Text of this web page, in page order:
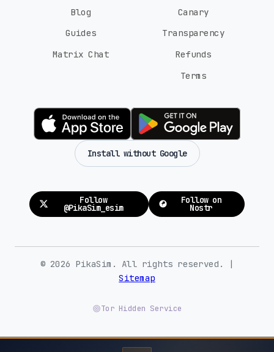
Blog
Guides
Matrix Chat
Canary
Transparency
Refunds
Terms
Install without Google
Follow
@PikaSim_esim
Follow on
Nostr
© 2026 PikaSim. All rights reserved. |
Sitemap
Tor Hidden Service